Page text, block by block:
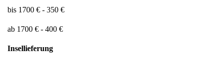
bis 1700 € - 350 €
ab 1700 € - 400 €
Insellieferung